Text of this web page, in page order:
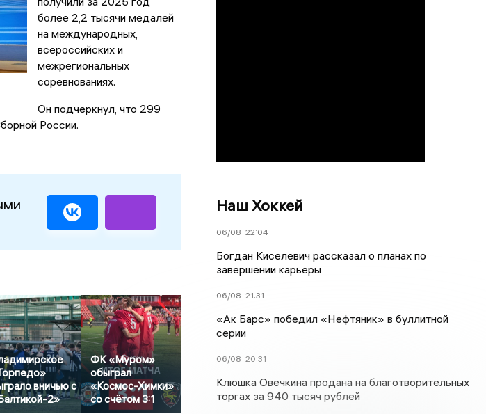
более 2,2 тысячи медалей
на международных,
всероссийских и
межрегиональных
соревнованиях.
Он подчеркнул, что 299
России.
вничью с
2»
ФК «Муром»
обыграл
«Космос-Химки»
со счётом 3:1
Наш Хоккей
06/08 22:04
Богдан Киселевич рассказал о планах по
завершении карьеры
06/08 21:31
«Ак Барс» победил «Нефтяник» в буллитной
серии
06/08 20:31
Клюшка Овечкина продана на благотворительных
торгах за 940 тысяч рублей